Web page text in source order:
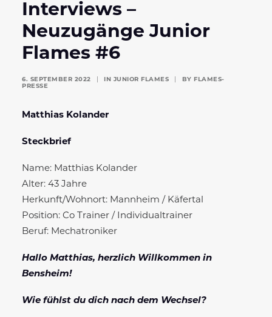
Interviews –
Neuzugänge Junior
Flames #6
6. SEPTEMBER 2022 IN JUNIOR FLAMES BY FLAMES-
PRESSE
Matthias Kolander
Steckbrief
Name: Matthias Kolander
Alter: 43 Jahre
Herkunft/Wohnort: Mannheim / Käfertal
Position: Co Trainer / Individualtrainer
Beruf: Mechatroniker
Hallo Matthias, herzlich Willkommen in
Bensheim!
Wie fühlst du dich nach dem Wechsel?